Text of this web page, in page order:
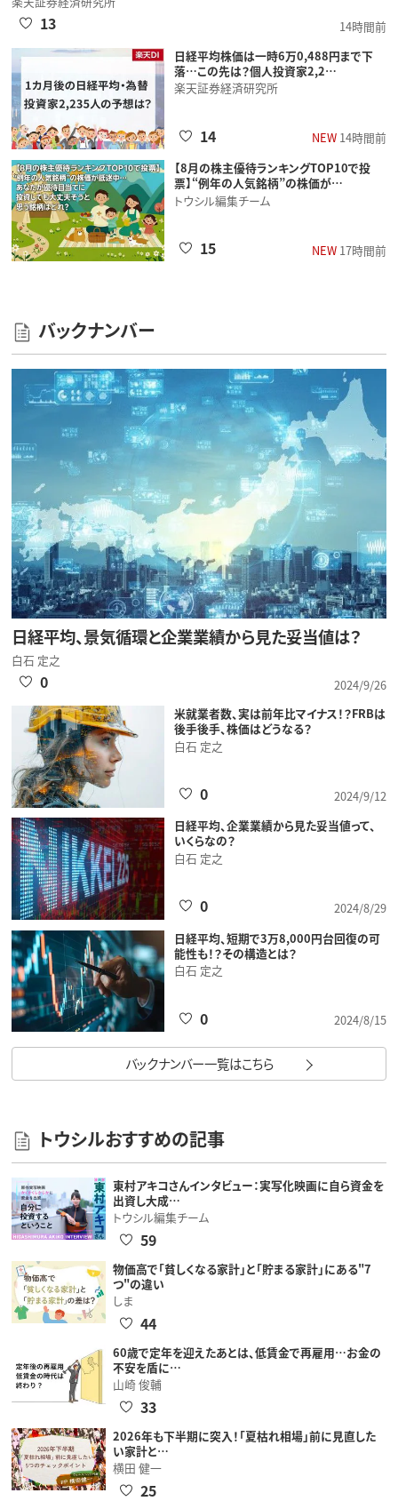
14時間前
13
日経平均株価は一時6万0,488円まで下
落…この先は？個人投資家2,2…
楽天証券経済研究所
NEW14時間前
14
【8月の株主優待ランキングTOP10で投
票】“例年の人気銘柄”の株価が…
トウシル編集チーム
NEW17時間前
15
バックナンバー
日経平均、景気循環と企業業績から見た妥当値は？
白石 定之
2024/9/26
0
米就業者数、実は前年比マイナス！？FRBは
後手後手、株価はどうなる？
白石 定之
2024/9/12
0
日経平均、企業業績から見た妥当値って、
いくらなの？
白石 定之
2024/8/29
0
日経平均、短期で3万8,000円台回復の可
能性も！？その構造とは？
白石 定之
2024/8/15
0
バックナンバー一覧はこちら
トウシルおすすめの記事
東村アキコさんインタビュー：実写化映画に自ら資金を
出資し大成…
トウシル編集チーム
59
物価高で「貧しくなる家計」と「貯まる家計」にある"7
つ"の違い
しま
44
60歳で定年を迎えたあとは、低賃金で再雇用…お金の
不安を盾に…
山崎 俊輔
33
2026年も下半期に突入！「夏枯れ相場」前に見直した
い家計と…
横田 健一
25